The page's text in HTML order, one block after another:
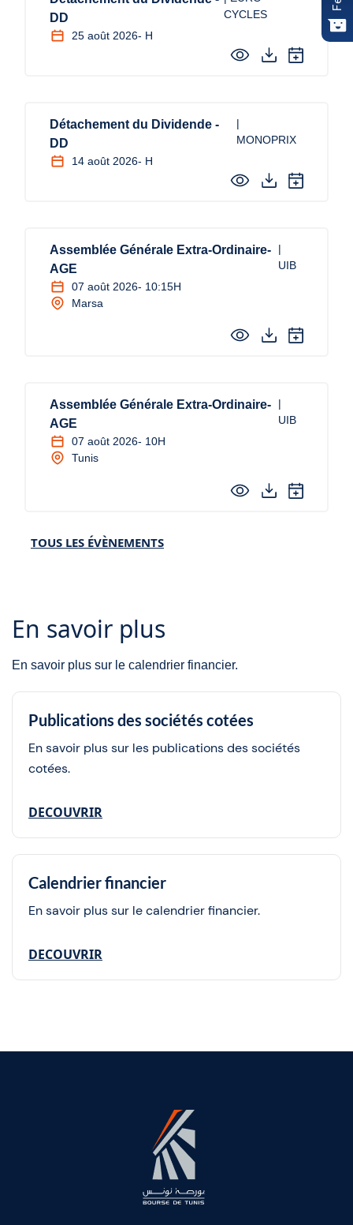
DD
CYCLES
25 août 2026- H
Détachement du Dividende -
DD
|
MONOPRIX
14 août 2026- H
Assemblée Générale Extra-Ordinaire-
AGE
|
UIB
07 août 2026- 10:15H
Marsa
Assemblée Générale Extra-Ordinaire-
AGE
|
UIB
07 août 2026- 10H
Tunis
TOUS LES ÉVÈNEMENTS
En savoir plus
En savoir plus sur le calendrier financier.
Publications des sociétés cotées
En savoir plus sur les publications des sociétés
cotées.
DECOUVRIR
Calendrier financier
En savoir plus sur le calendrier financier.
DECOUVRIR